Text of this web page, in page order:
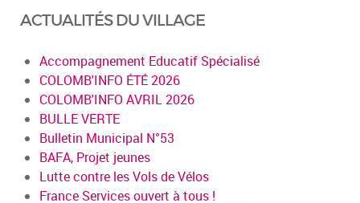
ACTUALITÉS DU VILLAGE
Accompagnement Educatif Spécialisé
COLOMB'INFO ÉTÉ 2026
COLOMB'INFO AVRIL 2026
BULLE VERTE
Bulletin Municipal N°53
BAFA, Projet jeunes
Lutte contre les Vols de Vélos
France Services ouvert à tous !